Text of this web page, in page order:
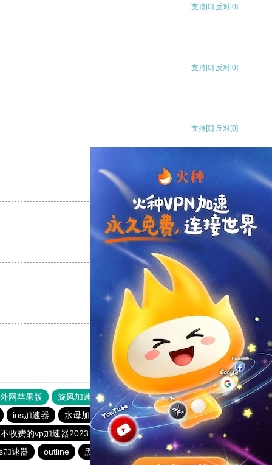
支持[0] 反对[0]
支持[0] 反对[0]
支持[0] 反对[0]
反对
反对[0]
网苹果版 旋风加速度器
快连加速器
ios加速器
水母加速 outline
快柠檬加速器
收费的vp加速器2023
极光加速器
outline
加速器
outline 黑洞加速器 蚂蚁加速npv下载官网ios